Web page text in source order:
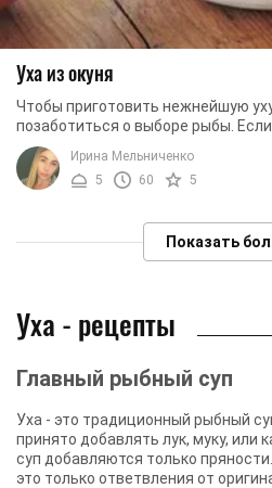
Уха из окуня
Чтобы приготовить нежнейшую
позаботиться о выборе рыбы.
здоровье, лучший вариант – уха из
Ирина Мельниченко
5
60 5
Показать
Уха - рецепты
Главный рыбный суп
Уха - это традиционный рыбный
принято добавлять лук, муку, или
суп добавляются только
это только ответвления от